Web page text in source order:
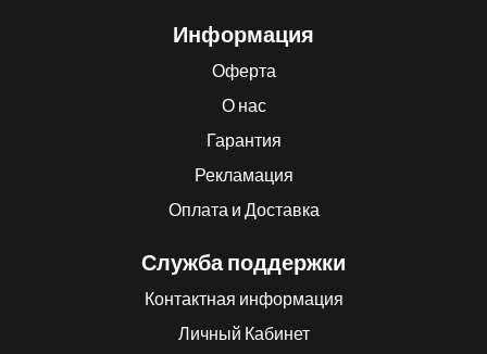
Информация
Оферта
О нас
Гарантия
Рекламация
Оплата и Доставка
Служба поддержки
Контактная информация
Личный Кабинет